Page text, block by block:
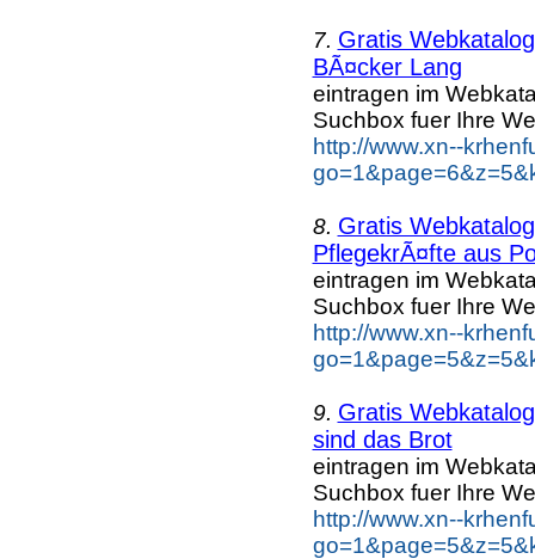
7. Gratis
BÃ¤cker Lang
eintragen im
Suchbox fuer Ihre
http://www.xn--
8. Gratis
PflegekrÃ¤fte aus
eintragen im
Suchbox fuer Ihre
http://www.xn--
9. Gratis
sind das Brot
eintragen im
Suchbox fuer Ihre
http://www.xn--